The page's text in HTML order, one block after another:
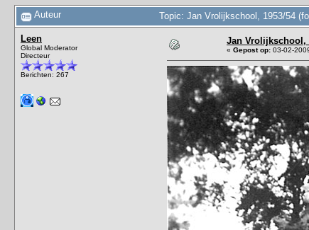
Auteur Topic: Jan Vrolijkschool, 1953/54
Leen
Global Moderator
Directeur
Berichten: 267
Jan Vrolijkschool,
« Gepost op: 03-02-